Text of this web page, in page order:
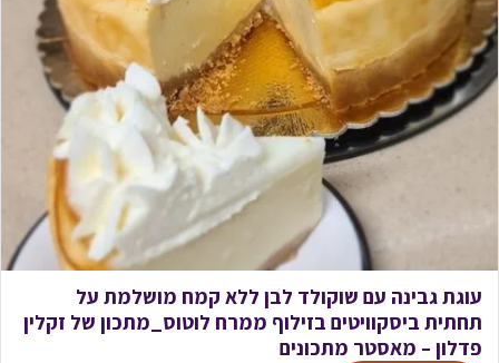
עוגת גבינה עם שוקולד לבן ללא קמח מושלמת על
תחתית ביסקוויטים בזילוף ממרח לוטוס_מתכון של זקלין
פדלון – מאסטר מתכונים